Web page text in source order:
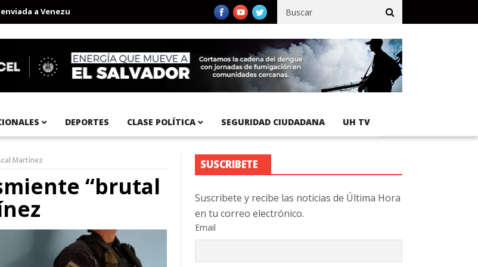
a Venezuela Aeropuerto Internacional del Pacífico registra 92 % de avance en obras de terracería
DEPORTES CLASE POLÍTICA SEGURIDAD CIUDADANA UH TV
Martínez
“brutal
SUSCRIBETE
Suscribete y recibe las noticias de Última Hora
en tu correo electrónico.
Email